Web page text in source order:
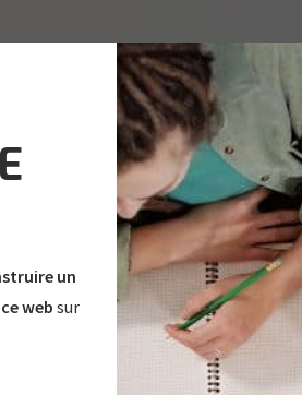
un
web sur